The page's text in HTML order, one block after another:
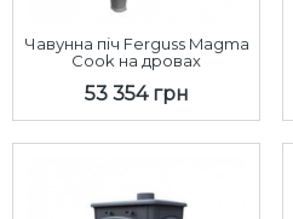
Чавунна піч Ferguss Magma
Cook на дровах
53 354 грн